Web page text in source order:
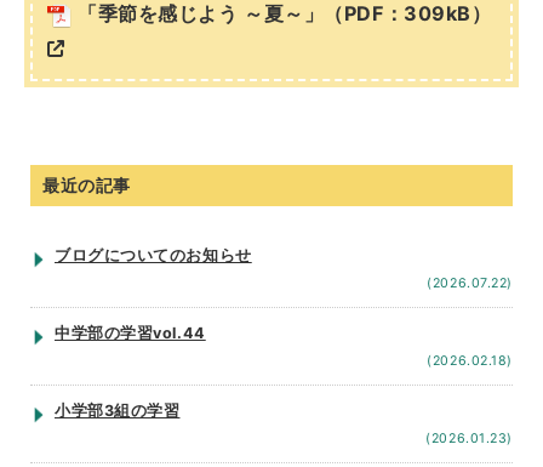
「季節を感じよう ～夏～」（PDF：309kB）
最近の記事
ブログについてのお知らせ
(2026.07.22)
中学部の学習vol.44
(2026.02.18)
小学部3組の学習
(2026.01.23)